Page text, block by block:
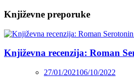
Književne preporuke
Književna recenzija: Roman
27/01/202106/10/2022